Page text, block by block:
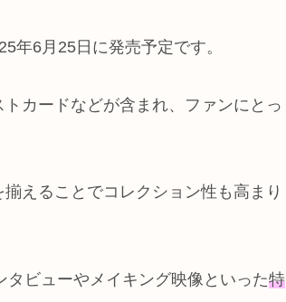
年6月25日に発売予定です。
カードなどが含まれ、ファンにとっ
えることでコレクション性も高まり
ビューやメイキング映像といった特